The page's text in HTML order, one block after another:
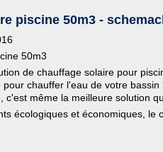
piscine 50m3 -
50m3
de chauffage solaire pour
chauffer l'eau de votre
c'est même la meilleure solution
écologiques et économiques, le